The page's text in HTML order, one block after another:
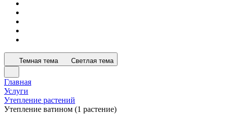
Темная тема Светлая тема
Главная
Услуги
Утепление растений
Утепление ватином (1 растение)